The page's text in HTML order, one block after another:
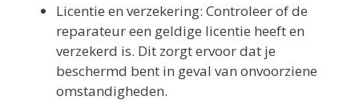
Licentie en verzekering: Controleer of de
reparateur een geldige licentie heeft en
verzekerd is. Dit zorgt ervoor dat je
beschermd bent in geval van onvoorziene
omstandigheden.